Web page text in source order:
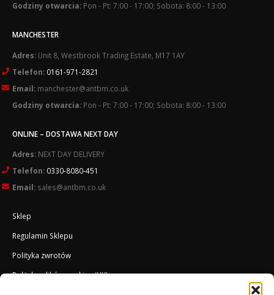
Godziny otwarcia: Pon - Pt: 7:00 - 17:00; Sobota: 8:00 - 13:00
MANCHESTER
Adres: Unit 8, Westbrook Trading Estate, M17 1AY
Telefon: 0161-971-2821
Email: manchester@antbm.co.uk
Godziny otwarcia: Pon - Pt: 7:00 - 17:00; Sobota: 8:00 - 13:00
ONLINE – DOSTAWA NEXT DAY
Adres: NEXT DAY DELIVERY
Telefon: 0330-8080-451
Email: sales@antbm.co.uk
Sklep
Regulamin Sklepu
Polityka zwrotów
Polityka plików cookies (UK)